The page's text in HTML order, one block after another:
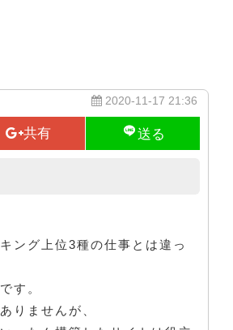
2020-11-17 21:36
が大切なわけ
ング上位3種の仕事とは違っ
す。
りませんが、